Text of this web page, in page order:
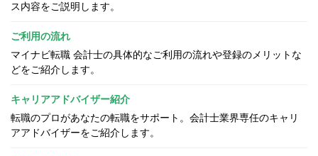
ス内容をご説明します。
ご利用の流れ
マイナビ転職 会計士の具体的なご利用の流れや登録のメリットな
どをご紹介します。
キャリアアドバイザー紹介
転職のプロがあなたの転職をサポート。会計士業界専任のキャリ
アアドバイザーをご紹介します。